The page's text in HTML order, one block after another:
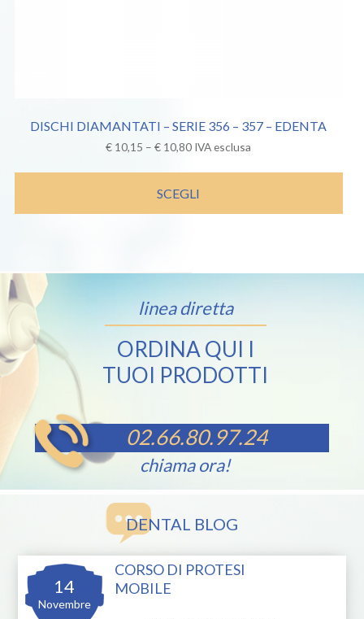
DISCHI DIAMANTATI – SERIE 356 – 357 – EDENTA
€ 10,15 –€ 10,80 IVA esclusa
SCEGLI
linea diretta
ORDINA QUI I
TUOI PRODOTTI
02.66.80.97.24
chiama ora!
DENTAL BLOG
14
Novembre
CORSO DI PROTESI
MOBILE